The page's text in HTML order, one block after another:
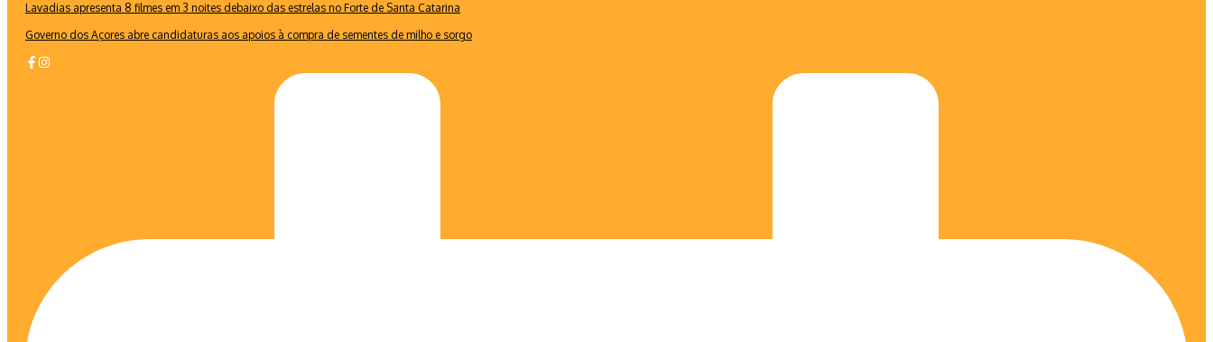
Lavadias apresenta 8 filmes em 3 noites debaixo das estrelas no Forte de Santa Catarina
Governo dos Açores abre candidaturas aos apoios à compra de sementes de milho e sorgo